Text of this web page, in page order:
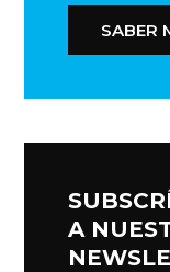
SABER
A